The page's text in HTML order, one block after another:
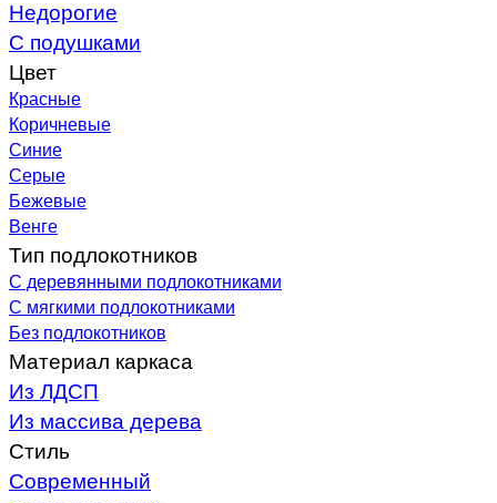
Недорогие
С подушками
Цвет
Красные
Коричневые
Синие
Серые
Бежевые
Венге
Тип подлокотников
С деревянными подлокотниками
С мягкими подлокотниками
Без подлокотников
Материал каркаса
Из ЛДСП
Из массива дерева
Стиль
Современный